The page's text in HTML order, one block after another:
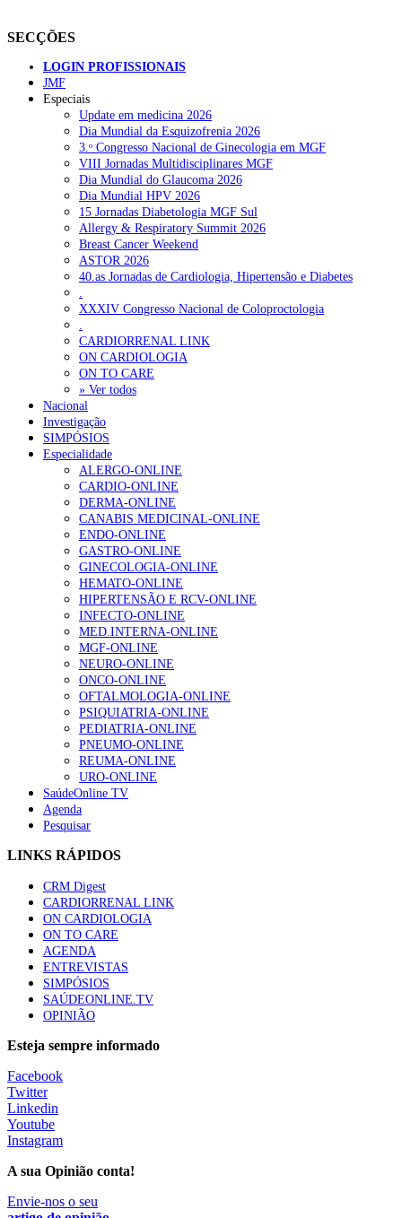
SECÇÕES
LOGIN PROFISSIONAIS
JMF
Especiais
Update em medicina 2026
Dia Mundial da Esquizofrenia 2026
3.ᵒ Congresso Nacional de Ginecologia em MGF
VIII Jornadas Multidisciplinares MGF
Dia Mundial do Glaucoma 2026
Dia Mundial HPV 2026
15 Jornadas Diabetologia MGF Sul
Allergy & Respiratory Summit 2026
Breast Cancer Weekend
ASTOR 2026
40.as Jornadas de Cardiologia, Hipertensão e Diabetes
.
XXXIV Congresso Nacional de Coloproctologia
.
CARDIORRENAL LINK
ON CARDIOLOGIA
ON TO CARE
» Ver todos
Nacional
Investigação
SIMPÓSIOS
Especialidade
ALERGO-ONLINE
CARDIO-ONLINE
DERMA-ONLINE
CANABIS MEDICINAL-ONLINE
ENDO-ONLINE
GASTRO-ONLINE
GINECOLOGIA-ONLINE
HEMATO-ONLINE
HIPERTENSÃO E RCV-ONLINE
INFECTO-ONLINE
MED.INTERNA-ONLINE
MGF-ONLINE
NEURO-ONLINE
ONCO-ONLINE
OFTALMOLOGIA-ONLINE
PSIQUIATRIA-ONLINE
PEDIATRIA-ONLINE
PNEUMO-ONLINE
REUMA-ONLINE
URO-ONLINE
SaúdeOnline TV
Agenda
Pesquisar
LINKS RÁPIDOS
CRM Digest
CARDIORRENAL LINK
ON CARDIOLOGIA
ON TO CARE
AGENDA
ENTREVISTAS
SIMPÓSIOS
SAÚDEONLINE.TV
OPINIÃO
Esteja sempre informado
Facebook
Twitter
Linkedin
Youtube
Instagram
A sua Opinião conta!
Envie-nos o seu